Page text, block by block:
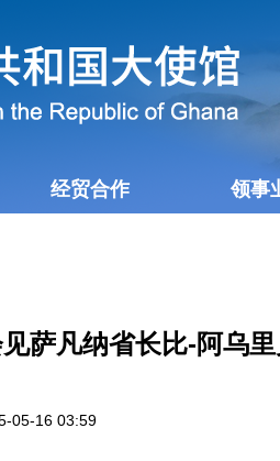
经贸合作 领事
萨凡纳省长比-阿乌
05-16 03:59